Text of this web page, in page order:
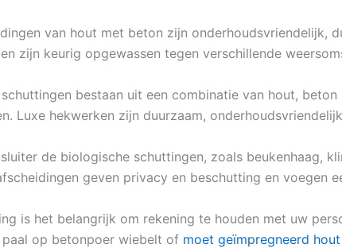
van hout met beton zijn onderhoudsvriendelijk,
zijn keurig opgewassen tegen verschillende
bestaan uit een combinatie van hout,
Luxe hekwerken zijn duurzaam,
de biologische schuttingen, zoals beukenhaag,
geven privacy en beschutting en voegen
is het belangrijk om rekening te houden met uw
op betonpoer wiebelt of moet geïmpregneerd